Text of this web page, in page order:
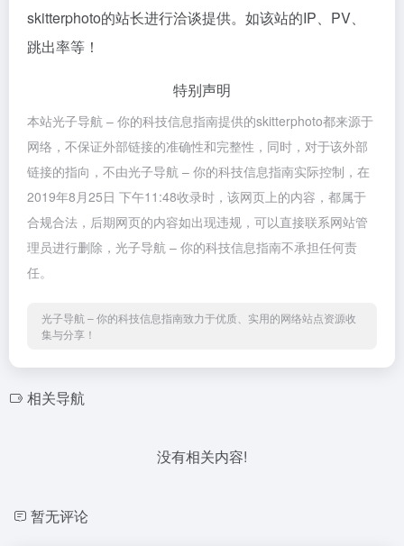
skitterphoto的站长进行洽谈提供。如该站的IP、PV、
跳出率等！
特别声明
本站光子导航 – 你的科技信息指南提供的skitterphoto都来源于
网络，不保证外部链接的准确性和完整性，同时，对于该外部
链接的指向，不由光子导航 – 你的科技信息指南实际控制，在
2019年8月25日 下午11:48收录时，该网页上的内容，都属于
合规合法，后期网页的内容如出现违规，可以直接联系网站管
理员进行删除，光子导航 – 你的科技信息指南不承担任何责
任。
光子导航 – 你的科技信息指南致力于优质、实用的网络站点资源收
集与分享！
相关导航
没有相关内容!
暂无评论